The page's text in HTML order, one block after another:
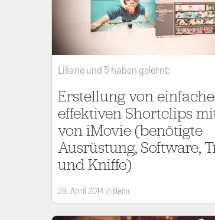
Liliane und 5 haben gelernt:
Erstellung von
effektiven Shortclips
von iMovie (benötigte
Ausrüstung, Software,
und Kniffe)
29. April 2014 in Bern